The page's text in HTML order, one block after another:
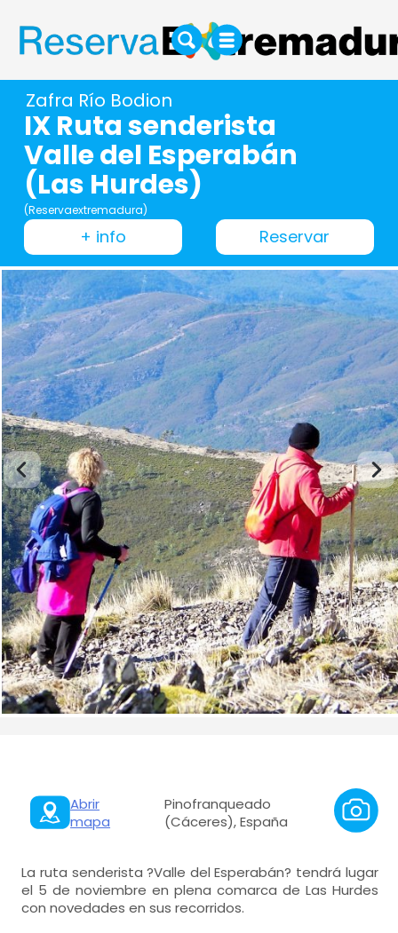
Zafra Río Bodion
IX Ruta senderista
Valle del Esperabán
(Las Hurdes)
(Reservaextremadura)
+ info Reservar
Abrir
mapa
Pinofranqueado
(Cáceres), España
La ruta senderista ?Valle del Esperabán? tendrá lugar
el 5 de noviembre en plena comarca de Las Hurdes
con novedades en sus recorridos.